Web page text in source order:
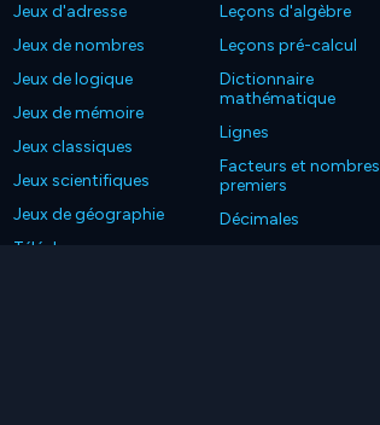
Jeux d'adresse
Jeux de nombres
Jeux de logique
Jeux de mémoire
Jeux classiques
Jeux scientifiques
Jeux de géographie
Téléchargez nos
Leçons d'algèbre
Leçons pré-calcul
Dictionnaire
mathématique
Lignes
Facteurs et nombres
premiers
Décimales